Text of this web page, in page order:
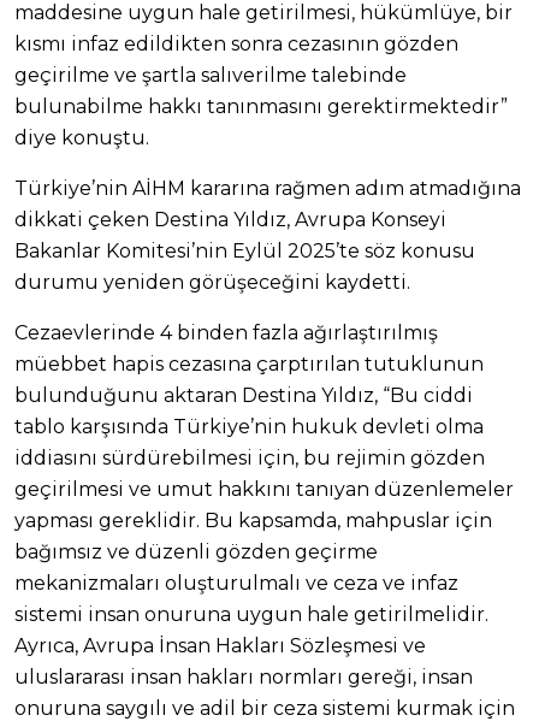
maddesine uygun hale getirilmesi, hükümlüye, bir
kısmı infaz edildikten sonra cezasının gözden
geçirilme ve şartla salıverilme talebinde
bulunabilme hakkı tanınmasını gerektirmektedir”
diye konuştu.
Türkiye’nin AİHM kararına rağmen adım atmadığına
dikkati çeken Destina Yıldız, Avrupa Konseyi
Bakanlar Komitesi’nin Eylül 2025’te söz konusu
durumu yeniden görüşeceğini kaydetti.
Cezaevlerinde 4 binden fazla ağırlaştırılmış
müebbet hapis cezasına çarptırılan tutuklunun
bulunduğunu aktaran Destina Yıldız, “Bu ciddi
tablo karşısında Türkiye’nin hukuk devleti olma
iddiasını sürdürebilmesi için, bu rejimin gözden
geçirilmesi ve umut hakkını tanıyan düzenlemeler
yapması gereklidir. Bu kapsamda, mahpuslar için
bağımsız ve düzenli gözden geçirme
mekanizmaları oluşturulmalı ve ceza ve infaz
sistemi insan onuruna uygun hale getirilmelidir.
Ayrıca, Avrupa İnsan Hakları Sözleşmesi ve
uluslararası insan hakları normları gereği, insan
onuruna saygılı ve adil bir ceza sistemi kurmak için